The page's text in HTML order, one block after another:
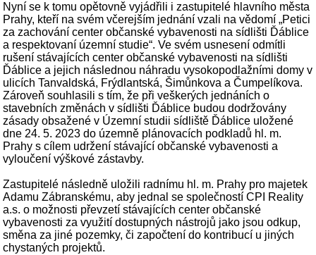
Nyní se k tomu opětovně vyjádřili i zastupitelé hlavního města
Prahy, kteří na svém včerejším jednání vzali na vědomí „Petici
za zachování center občanské vybavenosti na sídlišti Ďáblice
a respektovaní územní studie“. Ve svém usnesení odmítli
rušení stávajících center občanské vybavenosti na sídlišti
Ďáblice a jejich následnou náhradu vysokopodlažními domy v
ulicích Tanvaldská, Frýdlantská, Šimůnkova a Čumpelíkova.
Zároveň souhlasili s tím, že při veškerých jednáních o
stavebních změnách v sídlišti Ďáblice budou dodržovány
zásady obsažené v Územní studii sídliště Ďáblice uložené
dne 24. 5. 2023 do územně plánovacích podkladů hl. m.
Prahy s cílem udržení stávající občanské vybavenosti a
vyloučení výškové zástavby.
Zastupitelé následně uložili radnímu hl. m. Prahy pro majetek
Adamu Zábranskému, aby jednal se společností CPI Reality
a.s. o možnosti převzetí stávajících center občanské
vybavenosti za využití dostupných nástrojů jako jsou odkup,
směna za jiné pozemky, či započtení do kontribucí u jiných
chystaných projektů.